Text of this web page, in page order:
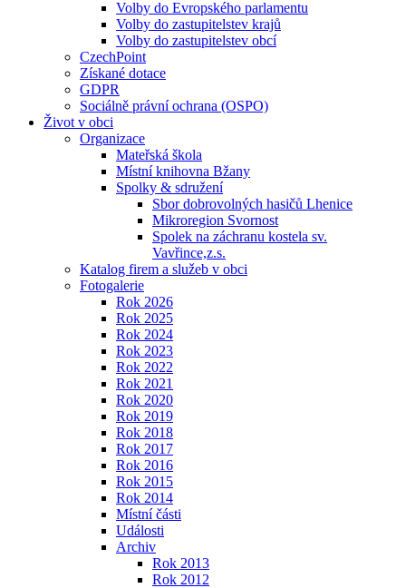
Volby do Evropského parlamentu
Volby do zastupitelstev krajů
Volby do zastupitelstev obcí
CzechPoint
Získané dotace
GDPR
Sociálně právní ochrana (OSPO)
Život v obci
Organizace
Mateřská škola
Místní knihovna Bžany
Spolky & sdružení
Sbor dobrovolných hasičů Lhenice
Mikroregion Svornost
Spolek na záchranu kostela sv.
Vavřince,z.s.
Katalog firem a služeb v obci
Fotogalerie
Rok 2026
Rok 2025
Rok 2024
Rok 2023
Rok 2022
Rok 2021
Rok 2020
Rok 2019
Rok 2018
Rok 2017
Rok 2016
Rok 2015
Rok 2014
Místní části
Události
Archiv
Rok 2013
Rok 2012